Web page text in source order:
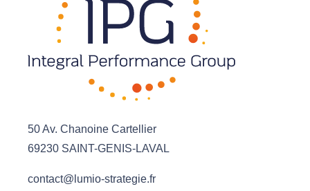
50 Av. Chanoine Cartellier
69230 SAINT-GENIS-LAVAL
contact@lumio-strategie.fr